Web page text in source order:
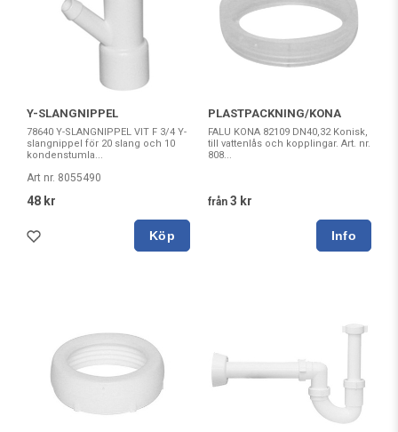
Y-SLANGNIPPEL
78640 Y-SLANGNIPPEL VIT F 3/4 Y-
slangnippel för 20 slang och 10
kondenstumla...
Art nr. 8055490
48 kr
Köp
PLASTPACKNING/KONA
FALU KONA 82109 DN40,32 Konisk,
till vattenlås och kopplingar. Art. nr.
808...
från 3 kr